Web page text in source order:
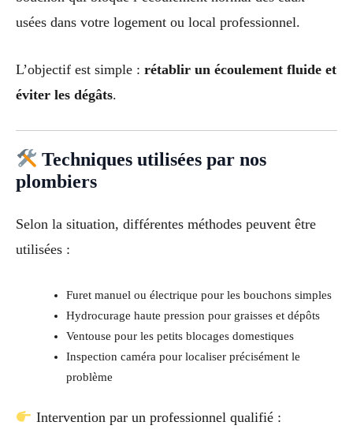
usées dans votre logement ou local professionnel.
L’objectif est simple : rétablir un écoulement fluide et
éviter les dégâts.
Techniques utilisées par nos
plombiers
Selon la situation, différentes méthodes peuvent être
utilisées :
Furet manuel ou électrique pour les bouchons simples
Hydrocurage haute pression pour graisses et dépôts
Ventouse pour les petits blocages domestiques
Inspection caméra pour localiser précisément le
problème
Intervention par un professionnel qualifié :